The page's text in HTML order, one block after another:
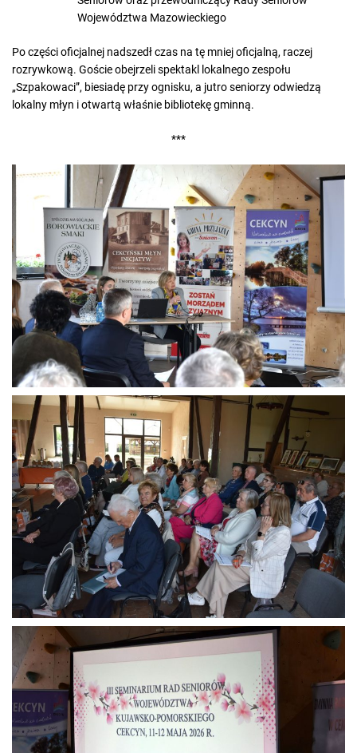
Województwa Mazowieckiego
Po części oficjalnej nadszedł czas na tę mniej oficjalną, raczej
rozrywkową. Goście obejrzeli spektakl lokalnego zespołu
„Szpakowaci”, biesiadę przy ognisku, a jutro seniorzy odwiedzą
lokalny młyn i otwartą właśnie bibliotekę gminną.
***